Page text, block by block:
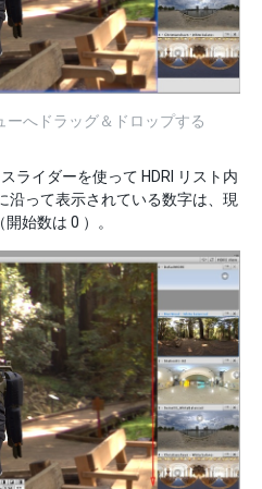
ーへドラッグ＆ドロップする
スライダーを使って HDRI リスト内
沿って表示されている数字は、現
始数は 0 ）。